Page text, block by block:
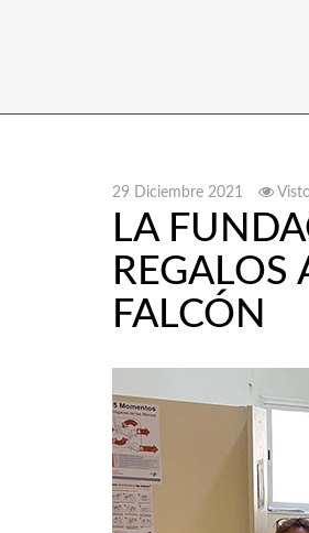
29 Diciembre 2021
LA
FALCÓN